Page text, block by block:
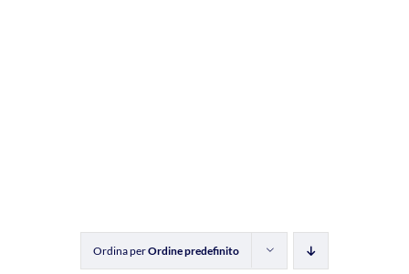
Ordina perOrdine predefinito